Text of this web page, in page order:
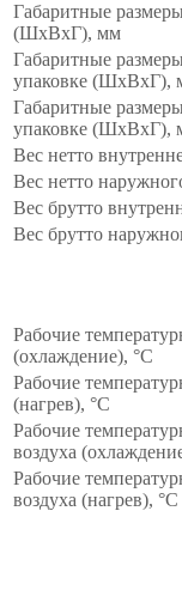
Габаритные
(ШxВxГ), мм
Габаритные
упаковке (ШxВxГ),
Габаритные
упаковке (ШxВxГ),
Вес нетто
Вес нетто
Вес брутто
Вес брутто
Рабочие
(охлаждение), °C
Рабочие
(нагрев), °C
Рабочие
воздуха
Рабочие
воздуха (нагрев), °C